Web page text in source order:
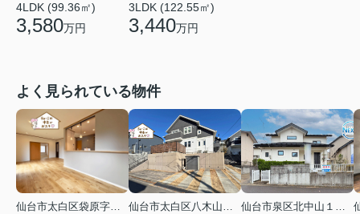
4LDK (99.36㎡)
3,580万円
3LDK (122.55㎡)
3,440万円
よく見られている物件